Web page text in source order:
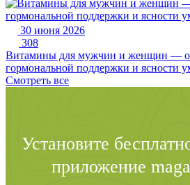
30 июня 2026
308
Витамины для мужчин и женщин —
гормональной поддержки и ясности
Смотреть все
Установите
приложение